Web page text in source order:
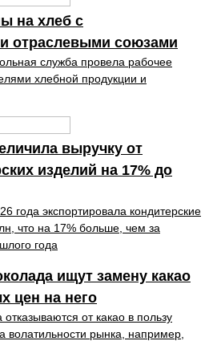
на хлеб с
отраслевыми союзами
служба провела рабочее
хлебной продукции и
выручку от
изделий на 17% до
года экспортировала кондитерские
что на 17% больше, чем за
года
ищут замену какао
цен на него
от какао в пользу
волатильности рынка, например,